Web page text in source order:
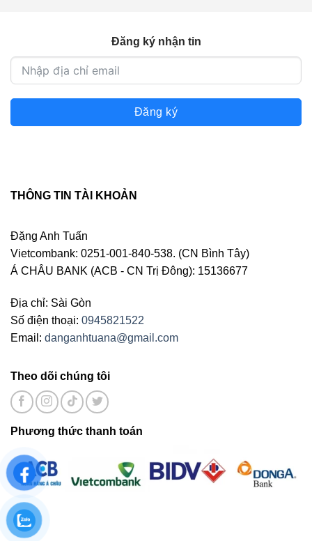
Đăng ký nhận tin
Đăng ký
THÔNG TIN TÀI KHOẢN
Đặng Anh Tuấn
Vietcombank: 0251-001-840-538. (CN Bình Tây)
Á CHÂU BANK (ACB - CN Trị Đông): 15136677
Địa chỉ: Sài Gòn
Số điện thoại: 0945821522
Email: danganhtuana@gmail.com
Theo dõi chúng tôi
Phương thức thanh toán